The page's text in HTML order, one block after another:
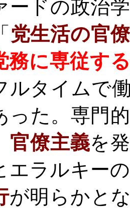
ドの政治
党生活の官
務に専従す
ルタイムで
った。専門
官僚主義を
エラルキー
が明らかと